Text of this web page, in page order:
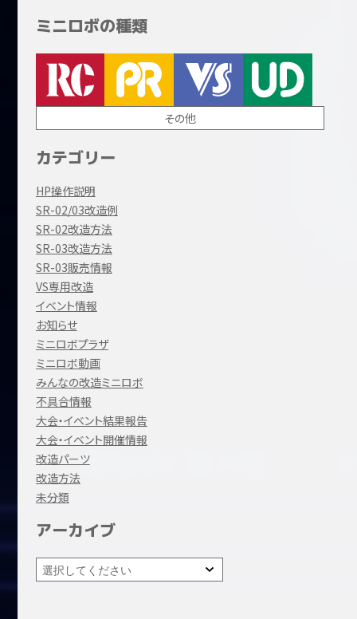
ミニロボの種類
その他
カテゴリー
HP操作説明
SR-02/03改造例
SR-02改造方法
SR-03改造方法
SR-03販売情報
VS専用改造
イベント情報
お知らせ
ミニロボプラザ
ミニロボ動画
みんなの改造ミニロボ
不具合情報
大会・イベント結果報告
大会・イベント開催情報
改造パーツ
改造方法
未分類
アーカイブ